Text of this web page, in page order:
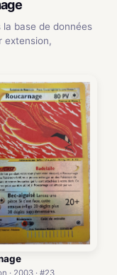
la base de données
extension,
· 2003 · #23